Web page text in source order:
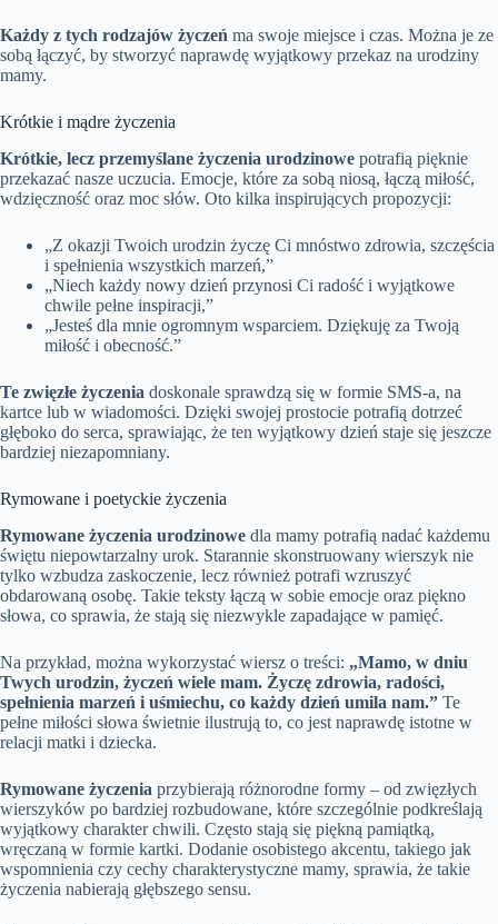
Każdy z tych rodzajów życzeń ma swoje miejsce i czas. Można je ze
sobą łączyć, by stworzyć naprawdę wyjątkowy przekaz na urodziny
mamy.
Krótkie i mądre życzenia
Krótkie, lecz przemyślane życzenia urodzinowe potrafią pięknie
przekazać nasze uczucia. Emocje, które za sobą niosą, łączą miłość,
wdzięczność oraz moc słów. Oto kilka inspirujących propozycji:
„Z okazji Twoich urodzin życzę Ci mnóstwo zdrowia, szczęścia
i spełnienia wszystkich marzeń,”
„Niech każdy nowy dzień przynosi Ci radość i wyjątkowe
chwile pełne inspiracji,”
„Jesteś dla mnie ogromnym wsparciem. Dziękuję za Twoją
miłość i obecność.”
Te zwięzłe życzenia doskonale sprawdzą się w formie SMS-a, na
kartce lub w wiadomości. Dzięki swojej prostocie potrafią dotrzeć
głęboko do serca, sprawiając, że ten wyjątkowy dzień staje się jeszcze
bardziej niezapomniany.
Rymowane i poetyckie życzenia
Rymowane życzenia urodzinowe dla mamy potrafią nadać każdemu
świętu niepowtarzalny urok. Starannie skonstruowany wierszyk nie
tylko wzbudza zaskoczenie, lecz również potrafi wzruszyć
obdarowaną osobę. Takie teksty łączą w sobie emocje oraz piękno
słowa, co sprawia, że stają się niezwykle zapadające w pamięć.
Na przykład, można wykorzystać wiersz o treści: „Mamo, w dniu
Twych urodzin, życzeń wiele mam. Życzę zdrowia, radości,
spełnienia marzeń i uśmiechu, co każdy dzień umila nam.” Te
pełne miłości słowa świetnie ilustrują to, co jest naprawdę istotne w
relacji matki i dziecka.
Rymowane życzenia przybierają różnorodne formy – od zwięzłych
wierszyków po bardziej rozbudowane, które szczególnie podkreślają
wyjątkowy charakter chwili. Często stają się piękną pamiątką,
wręczaną w formie kartki. Dodanie osobistego akcentu, takiego jak
wspomnienia czy cechy charakterystyczne mamy, sprawia, że takie
życzenia nabierają głębszego sensu.